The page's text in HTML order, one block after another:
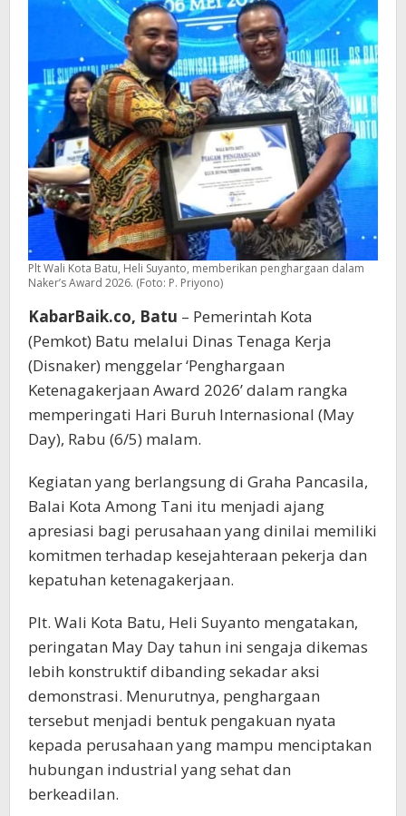
Plt Wali Kota Batu, Heli Suyanto, memberikan penghargaan dalam
Naker’s Award 2026. (Foto: P. Priyono)
KabarBaik.co, Batu – Pemerintah Kota
(Pemkot) Batu melalui Dinas Tenaga Kerja
(Disnaker) menggelar ‘Penghargaan
Ketenagakerjaan Award 2026’ dalam rangka
memperingati Hari Buruh Internasional (May
Day), Rabu (6/5) malam.
Kegiatan yang berlangsung di Graha Pancasila,
Balai Kota Among Tani itu menjadi ajang
apresiasi bagi perusahaan yang dinilai memiliki
komitmen terhadap kesejahteraan pekerja dan
kepatuhan ketenagakerjaan.
Plt. Wali Kota Batu, Heli Suyanto mengatakan,
peringatan May Day tahun ini sengaja dikemas
lebih konstruktif dibanding sekadar aksi
demonstrasi. Menurutnya, penghargaan
tersebut menjadi bentuk pengakuan nyata
kepada perusahaan yang mampu menciptakan
hubungan industrial yang sehat dan
berkeadilan.